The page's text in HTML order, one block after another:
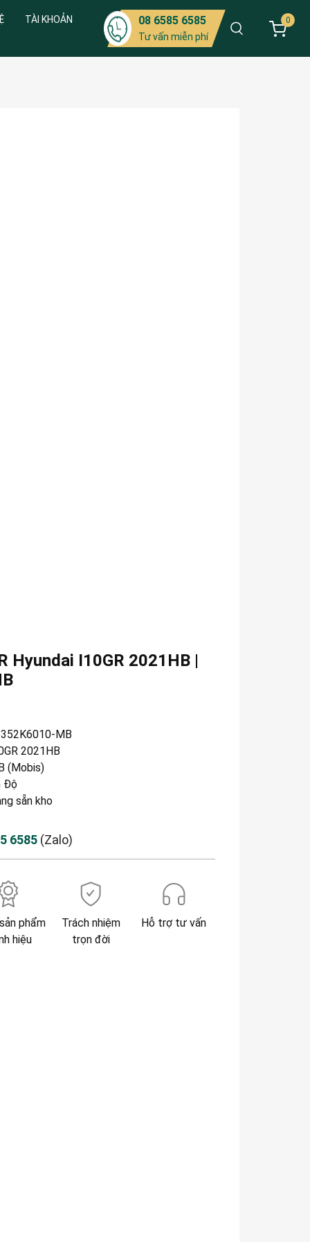
TÀI KHOẢN 08 6585 6585
Tư vấn miễn phí
0
Hyundai I10GR 2021HB |
MB
2021HB
(Mobis)
Độ
sẵn kho
6585 (Zalo)
phẩm
hiệu
Trách nhiệm
trọn đời
Hỗ trợ tư vấn